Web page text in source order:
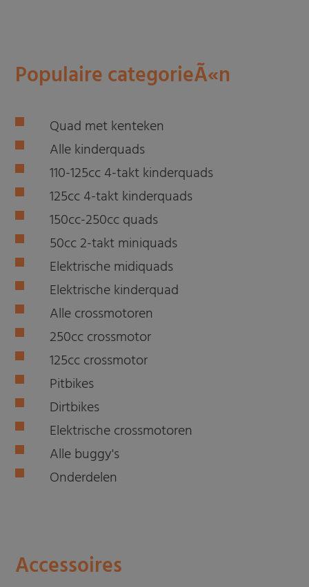
Populaire categorieÃ«n
Quad met kenteken
Alle kinderquads
110-125cc 4-takt kinderquads
125cc 4-takt kinderquads
150cc-250cc quads
50cc 2-takt miniquads
Elektrische midiquads
Elektrische kinderquad
Alle crossmotoren
250cc crossmotor
125cc crossmotor
Pitbikes
Dirtbikes
Elektrische crossmotoren
Alle buggy's
Onderdelen
Accessoires